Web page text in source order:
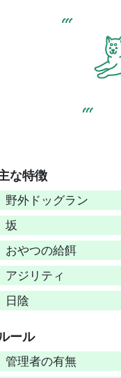
な特徴
野外ドッグラン
坂
おやつの給餌
アジリティ
日陰
ール
管理者の有無